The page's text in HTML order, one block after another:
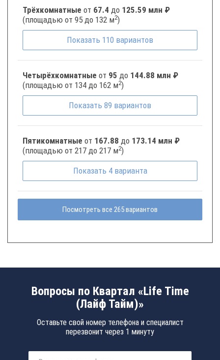
Трёхкомнатные от 67.4 до 125.59 млн ₽
(площадью от 95 до 132 м2)
Показать 110 вариантов
Четырёхкомнатные от 95 до 144.88 млн ₽
(площадью от 134 до 162 м2)
Показать 89 вариантов
Пятикомнатные от 167.88 до 173.14 млн ₽
(площадью от 217 до 217 м2)
Показать 4 варианта
Посмотреть все 265 вариантов
Вопросы по Квартал «Life Time
(Лайф Тайм)»
Оставьте свой номер телефона и специалист
перезвонит через 1 минуту